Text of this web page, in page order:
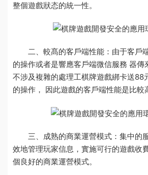
整個遊戲狀态的統一性。
二、較髙的客戶端性能：由于客戶
的操作或者是響應客戶端微信服務 器傳
不涉及複雜的處理工棋牌遊戲綁卡送88
的操作， 因此遊戲的客戶端性能是比較
三、成熟的商業運營模式：集中的
效地管理玩家信息，實施可行的遊戲收
個良好的商業運營模式。